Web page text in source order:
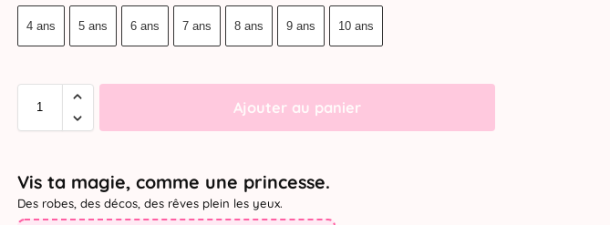
4 ans 5 ans 6 ans 7 ans 8 ans 9 ans 10 ans
Ajouter au panier
Vis ta magie, comme une princesse.
Des robes, des décos, des rêves plein les yeux.